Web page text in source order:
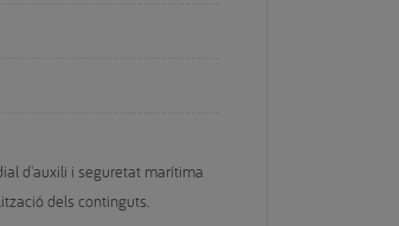
d'auxili i seguretat marítima
dels continguts.